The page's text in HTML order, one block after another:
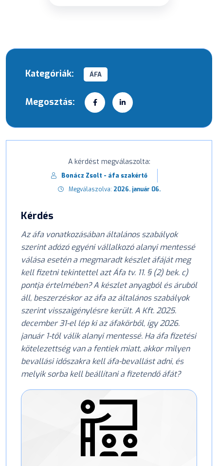
Kategóriák: ÁFA
Megosztás:
A kérdést megválaszolta:
Bonácz Zsolt - áfa szakértő
Megválaszolva: 2026. január 06.
Kérdés
Az áfa vonatkozásában általános szabályok
szerint adózó egyéni vállalkozó alanyi mentessé
válása esetén a megmaradt készlet áfáját meg
kell fizetni tekintettel azt Áfa tv. 11. § (2) bek. c)
pontja értelmében? A készlet anyagból és áruból
áll, beszerzéskor az áfa az általános szabályok
szerint visszaigénylésre került. A Kft. 2025.
december 31-el lép ki az áfakörből, így 2026.
január 1-től válik alanyi mentessé. Ha áfa fizetési
kötelezettség van a fentiek miatt, akkor milyen
bevallási időszakra kell áfa-bevallást adni, és
melyik sorba kell beállítani a fizetendő áfát?